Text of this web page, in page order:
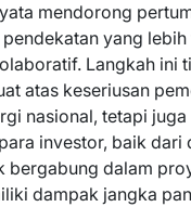
mendorong
yang lebih
Langkah ini
atas keseriusan
nasional, tetapi
investor, baik dari
bergabung dalam
dampak jangka